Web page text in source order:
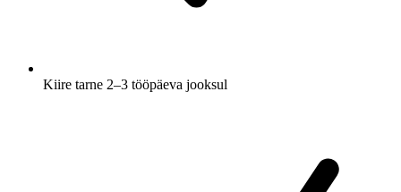
Kiire tarne 2–3 tööpäeva jooksul